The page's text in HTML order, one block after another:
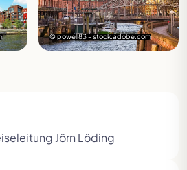
© powell83 - stock.adobe.com
Jörn Löding